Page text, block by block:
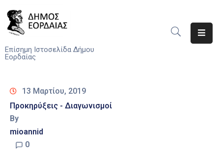
Επίσημη Ιστοσελίδα Δήμου
Εορδαίας
Υπηρεσίες
Του
Δήμου
13 Μαρτίου, 2019
Προκηρύξεις - Διαγωνισμοί
By
mioannid
0